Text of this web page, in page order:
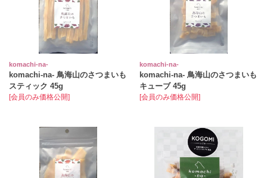
komachi‐na‐
komachi‐na‐ 鳥海山のさつまいも
スティック 45g
[会員のみ価格公開]
komachi‐na‐
komachi‐na‐ 鳥海山のさつまいも
キューブ 45g
[会員のみ価格公開]